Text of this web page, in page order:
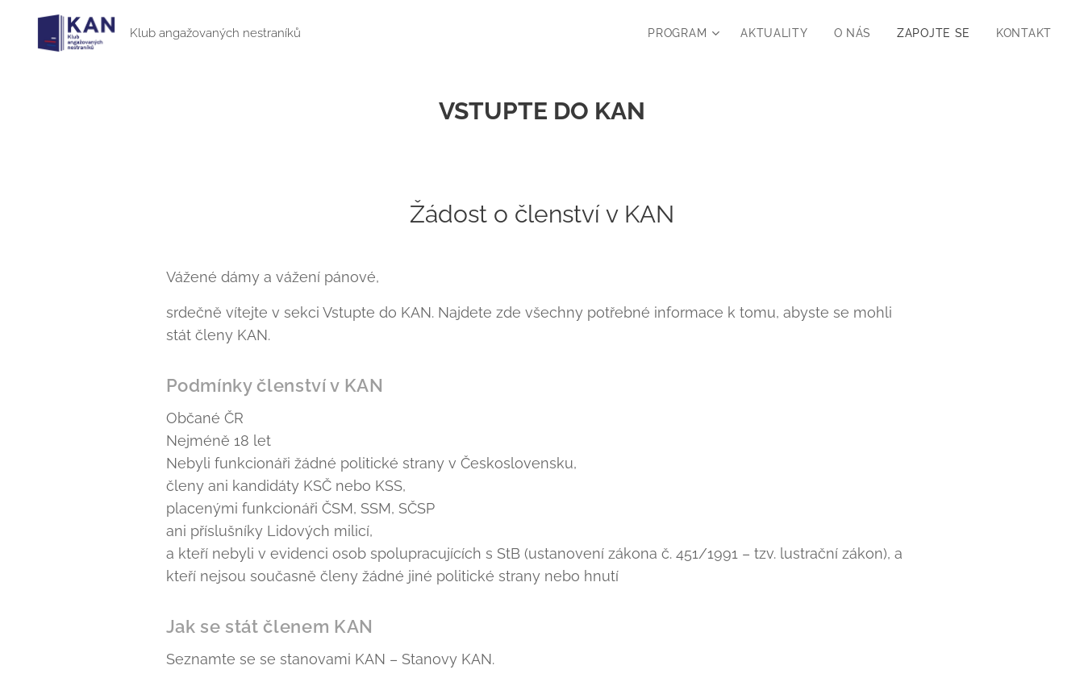
Klub angažovaných nestraníků PROGRAM AKTUALITY O NÁS ZAPOJTE SE KONTAKT
VSTUPTE DO KAN
Žádost o členství v KAN
Vážené dámy a vážení pánové,
srdečně vítejte v sekci Vstupte do KAN. Najdete zde všechny potřebné informace k tomu, abyste se mohli
stát členy KAN.
Podmínky členství v KAN
Občané ČR
Nejméně 18 let
Nebyli funkcionáři žádné politické strany v Československu,
členy ani kandidáty KSČ nebo KSS,
placenými funkcionáři ČSM, SSM, SČSP
ani příslušníky Lidových milicí,
a kteří nebyli v evidenci osob spolupracujících s StB (ustanovení zákona č. 451/1991 – tzv. lustrační zákon), a
kteří nejsou současně členy žádné jiné politické strany nebo hnutí
Jak se stát členem KAN
Seznamte se se stanovami KAN – Stanovy KAN.